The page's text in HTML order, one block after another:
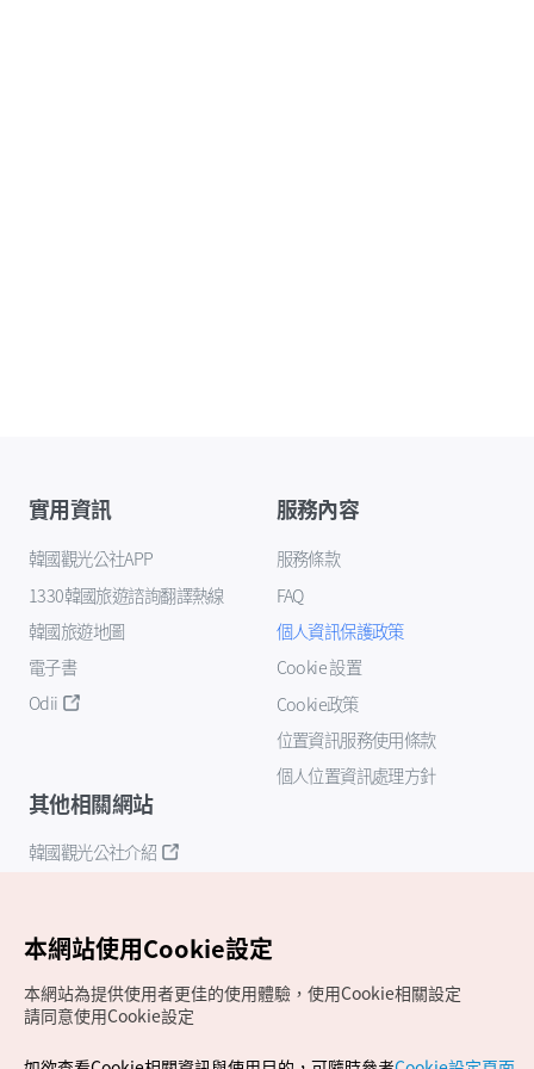
實用資訊
韓國觀光公社APP
1330韓國旅遊諮詢翻譯熱線
韓國旅遊地圖
電子書
Odii
服務內容
服務條款
FAQ
個人資訊保護政策
Cookie 設置
Cookie政策
位置資訊服務使用條款
個人位置資訊處理方針
其他相關網站
韓國觀光公社介紹
本網站使用Cookie設定
本網站為提供使用者更佳的使用體驗，使用Cookie相關設定
請同意使用Cookie設定